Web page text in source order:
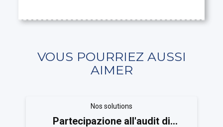
VOUS POURRIEZ AUSSI
AIMER
Nos solutions
Partecipazione all'audit di